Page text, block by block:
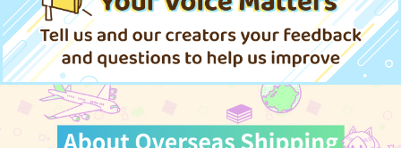
作品詳細 作品詳細 作品詳細